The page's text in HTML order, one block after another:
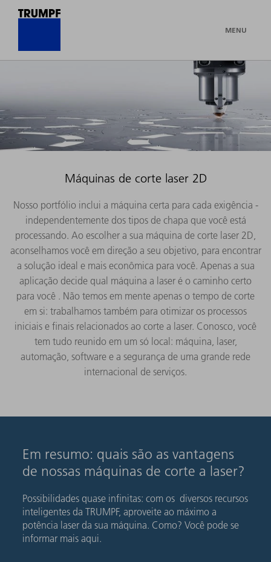
MENU
Máquinas de corte laser 2D
Nosso portfólio inclui a máquina certa para cada exigência -
independentemente dos tipos de chapa que você está
processando. Ao escolher a sua máquina de corte laser 2D,
aconselhamos você em direção a seu objetivo, para encontrar
a solução ideal e mais econômica para você. Apenas a sua
aplicação decide qual máquina a laser é o caminho certo
para você . Não temos em mente apenas o tempo de corte
em si: trabalhamos também para otimizar os processos
iniciais e finais relacionados ao corte a laser. Conosco, você
tem tudo reunido em um só local: máquina, laser,
automação, software e a segurança de uma grande rede
internacional de serviços.
Em resumo: quais são as vantagens
de nossas máquinas de corte a laser?
Possibilidades quase infinitas: com os diversos recursos
inteligentes da TRUMPF, aproveite ao máximo a
potência laser da sua máquina. Como? Você pode se
informar mais aqui.